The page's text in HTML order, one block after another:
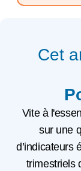
Cet
Vite à
sur une
d’indicateurs
trimestriels